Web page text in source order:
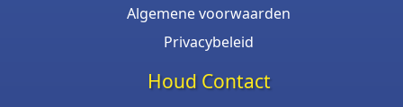
Algemene voorwaarden
Privacybeleid
Houd Contact